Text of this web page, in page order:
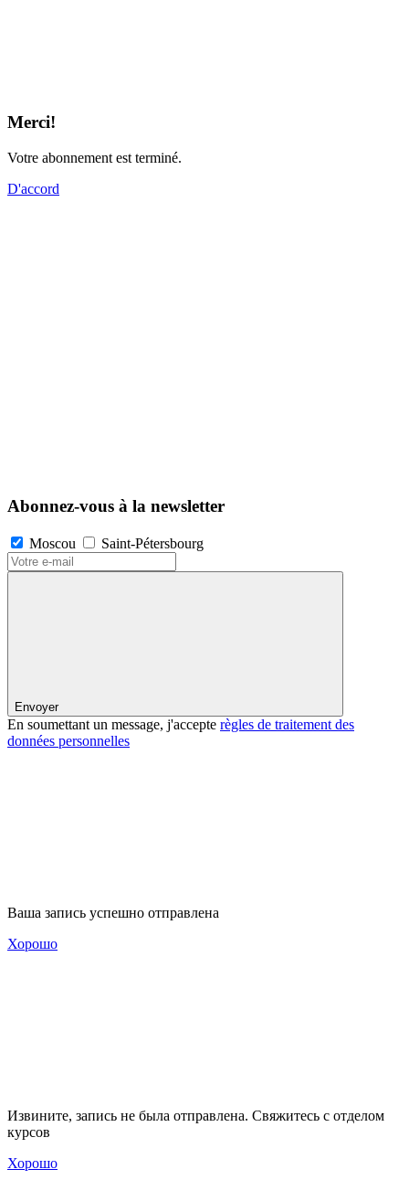
Merci!
Votre abonnement est terminé.
D'accord
Abonnez-vous à la newsletter
Moscou Saint-Pétersbourg
Envoyer
En soumettant un message, j'accepte règles de traitement des
données personnelles
Ваша запись успешно отправлена
Хорошо
Извините, запись не была отправлена. Свяжитесь с отделом
курсов
Хорошо